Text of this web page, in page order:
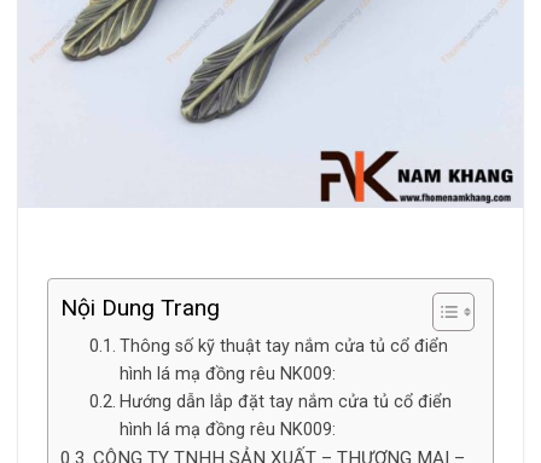
Nội Dung Trang
Thông số kỹ thuật tay nắm cửa tủ cổ điển
hình lá mạ đồng rêu NK009:
Hướng dẫn lắp đặt tay nắm cửa tủ cổ điển
hình lá mạ đồng rêu NK009:
CÔNG TY TNHH SẢN XUẤT – THƯƠNG MẠI –